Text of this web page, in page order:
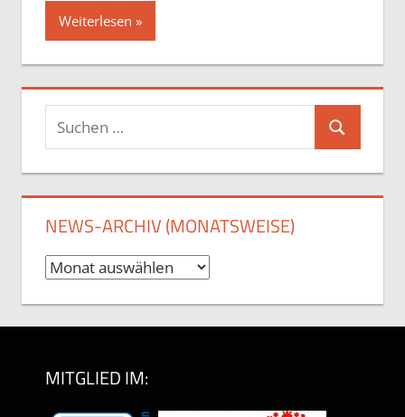
Weiterlesen
Suchen
nach:
Suchen
NEWS-ARCHIV (MONATSWEISE)
News-
MITGLIED IM: